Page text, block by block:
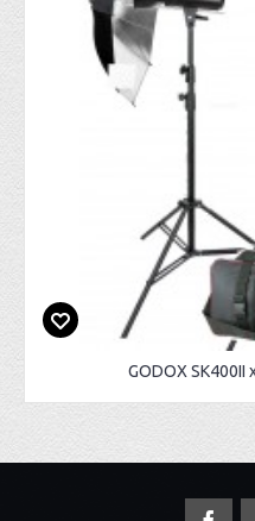
GODOX SK400II